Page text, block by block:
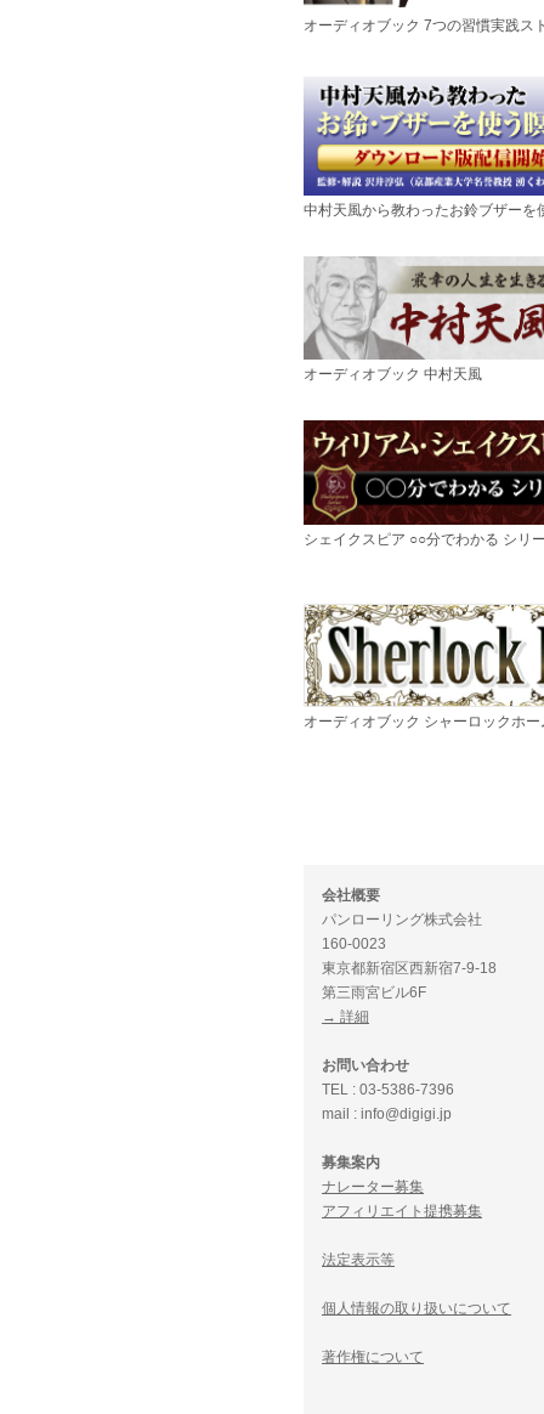
オーディオブック 7つの習慣実践ス
中村天風から教わったお鈴ブザーを
オーディオブック 中村天風
シェイクスピア ○○分でわかる シリ
オーディオブック シャーロックホー
会社概要
パンローリング株式会社
160-0023
東京都新宿区西新宿7-9-18
第三雨宮ビル6F
→ 詳細
お問い合わせ
TEL : 03-5386-7396
mail : info@digigi.jp
募集案内
ナレーター募集
アフィリエイト提携募集
法定表示等
個人情報の取り扱いについて
著作権について